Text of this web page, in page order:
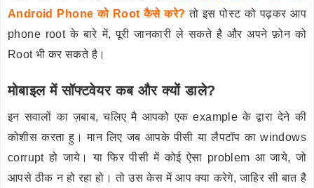
Android Phone को Root कैसे करे? तो इस पोस्ट को पढ़कर आप
phone root के बारे में, पूरी जानकारी ले सकते है और अपने फ़ोन को
Root भी कर सकते है।
मोबाइल में सॉफ्टवेयर कब और क्यों डाले?
इन सवालों का ज़बाब, चलिए मै आपको एक example के द्वारा देने की
कोशीस करता हु। मान लिए जब आपके पीसी या लैपटॉप का windows
corrupt हो जाये। या फिर पीसी में कोई ऐसा problem आ जाये, जो
आपसे ठीक न हो रहा हो। तो उस केस में आप क्या करेगे, जाहिर सी बात है